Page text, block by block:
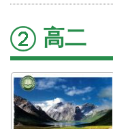
高二